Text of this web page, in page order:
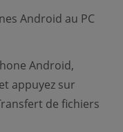
Android au PC
Android,
appuyez sur
de fichiers